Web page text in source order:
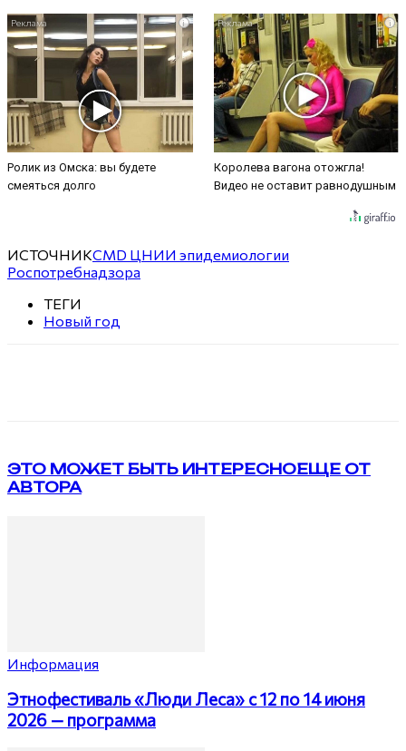
i
Ролик из Омска: вы будете
смеяться долго
i
Королева вагона отожгла!
Видео не оставит равнодушным
ИСТОЧНИКCMD ЦНИИ эпидемиологии
Роспотребнадзора
ТЕГИ
Новый год
ЭТО МОЖЕТ БЫТЬ ИНТЕРЕСНОЕЩЕ ОТ
АВТОРА
Информация
Этнофестиваль «Люди Леса» с 12 по 14 июня
2026 — программа